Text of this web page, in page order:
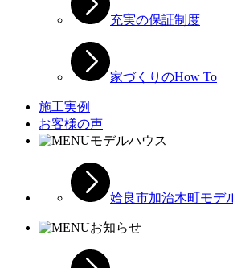
充実の保証制度
家づくりのHow To
施工実例
お客様の声
モデルハウス
姶良市加治木町モデ
お知らせ